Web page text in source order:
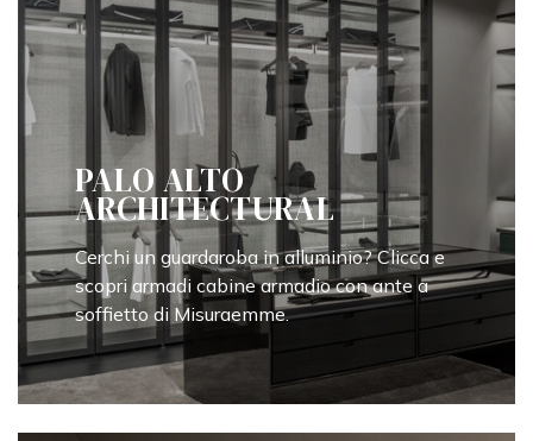
PALO ALTO
ARCHITECTURAL
Cerchi un guardaroba in alluminio? Clicca e
scopri armadi cabine armadio con ante a
soffietto di Misuraemme.